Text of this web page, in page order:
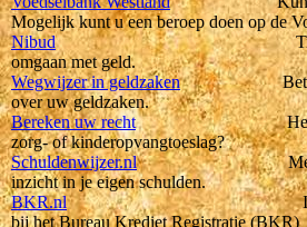
Mogelijk kunt u een beroep doen op de
NibudTips over
omgaan met geld.
Wegwijzer in geldzaken
over uw geldzaken.
Bereken uw rechtHeeft u
zorg- of kinderopvangtoeslag?
Schuldenwijzer.nlMet je
inzicht in je eigen schulden.
BKR.nlInzicht in je
bij het Bureau Krediet Registratie (BKR)